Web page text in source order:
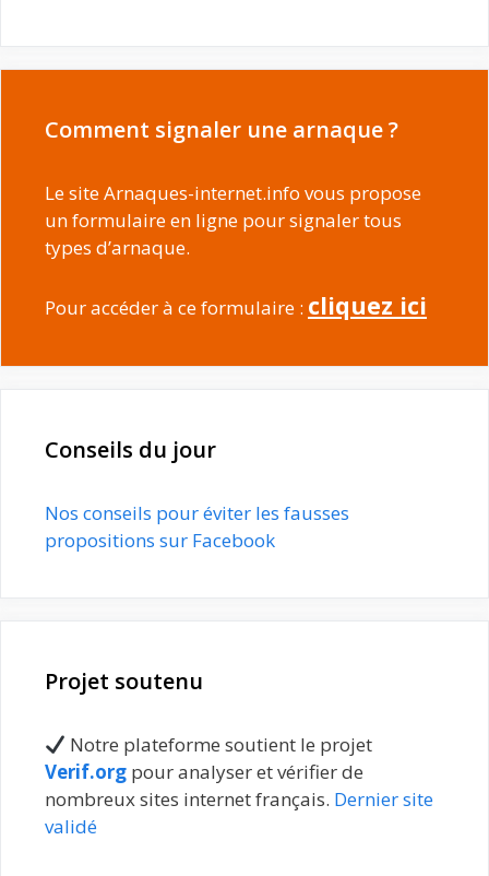
Comment signaler une arnaque ?
Le site Arnaques-internet.info vous propose
un formulaire en ligne pour signaler tous
types d’arnaque.
Pour accéder à ce formulaire : cliquez ici
Conseils du jour
Nos conseils pour éviter les fausses
propositions sur Facebook
Projet soutenu
Notre plateforme soutient le projet
Verif.org pour analyser et vérifier de
nombreux sites internet français. Dernier site
validé